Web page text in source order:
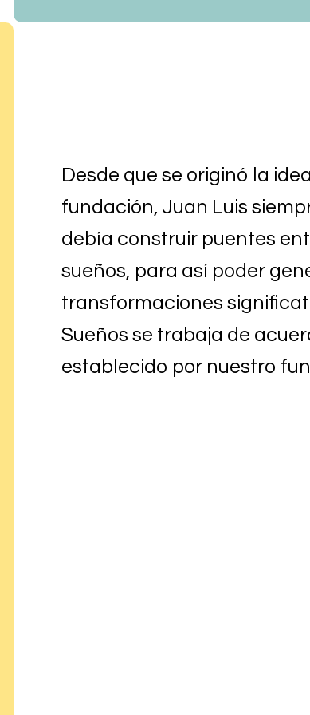
Desde que se originó la
fundación, Juan Luis
debía construir puentes
sueños, para así poder
transformaciones
Sueños se trabaja de
establecido por nuestro